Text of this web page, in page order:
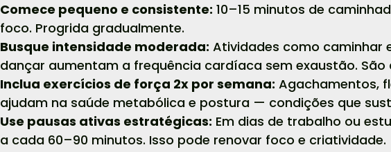
Comece pequeno e consistente: 10–15 minutos de
foco. Progrida gradualmente.
Busque intensidade moderada: Atividades como caminhar
dançar aumentam a frequência cardíaca sem exaustão. São
Inclua exercícios de força 2x por semana: Agachamentos,
ajudam na saúde metabólica e postura — condições que
Use pausas ativas estratégicas: Em dias de trabalho ou
a cada 60–90 minutos. Isso pode renovar foco e criatividade.